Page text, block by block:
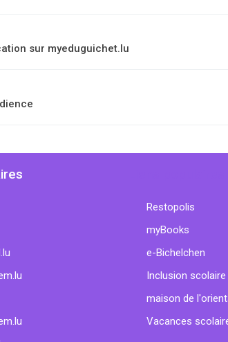
sur myeduguichet.lu
Restopolis
myBooks
e-Bichelchen
Inclusion scolaire
maison de
Vacances